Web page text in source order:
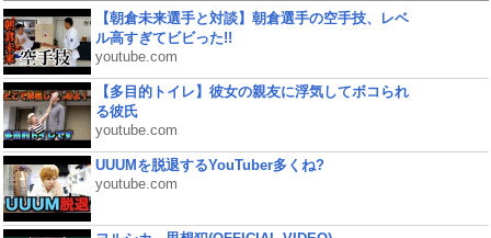
【朝倉未来選手と対談】朝倉選手の空手技、レベ
ル高すぎてビビった!!
youtube.com
【多目的トイレ】彼女の親友に浮気してボコられ
る彼氏
youtube.com
UUUMを脱退するYouTuber多くね?
youtube.com